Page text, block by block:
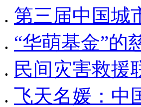
. 第三届中国城
. “华萌基金”的
. 民间灾害救援
. 飞天名媛：中